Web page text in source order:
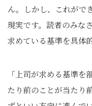
ん。しかし、これがで
現実です。読者のみな
求めている基準を具体
「上司が求める基準
たり前のことが当たり